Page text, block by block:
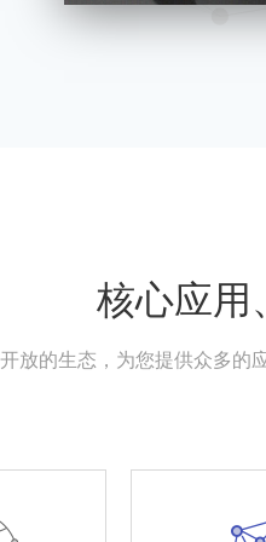
核心应用
放的生态，为您提供众多的